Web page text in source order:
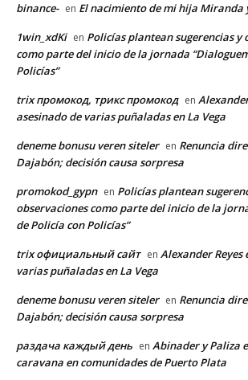
binance- en El nacimiento de mi hija Miranda
1win_xdKi en Policías plantean sugerencias y
como parte del inicio de la jornada
Policías”
trix промокод, трикс промокод en
asesinado de varias puñaladas en La Vega
deneme bonusu veren siteler en Renuncia
Dajabón; decisión causa sorpresa
promokod_gypn en Policías plantean
observaciones como parte del inicio de la
de Policía con Policías”
trix официальный сайт en Alexander Reyes
varias puñaladas en La Vega
deneme bonusu veren siteler en Renuncia
Dajabón; decisión causa sorpresa
раздача каждый день en Abinader y Paliza
caravana en comunidades de Puerto Plata